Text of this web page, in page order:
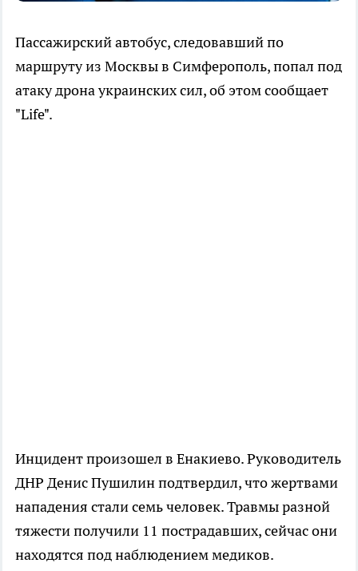
Пассажирский автобус, следовавший по
маршруту из Москвы в Симферополь, попал под
атаку дрона украинских сил, об этом сообщает
"Life".
Инцидент произошел в Енакиево. Руководитель
ДНР Денис Пушилин подтвердил, что жертвами
нападения стали семь человек. Травмы разной
тяжести получили 11 пострадавших, сейчас они
находятся под наблюдением медиков.